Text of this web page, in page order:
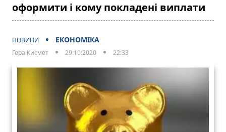
оформити і кому покладені виплати
НОВИНИ ЕКОНОМІКА
Гера Кисмет 29:10:2020 22:33